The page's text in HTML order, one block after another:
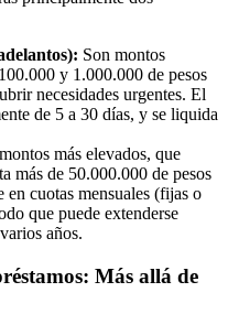
Son montos
y 1.000.000 de pesos
necesidades urgentes. El
de 5 a 30 días, y se liquida
más elevados, que
más de 50.000.000 de pesos
cuotas mensuales (fijas o
que puede extenderse
años.
Más allá de